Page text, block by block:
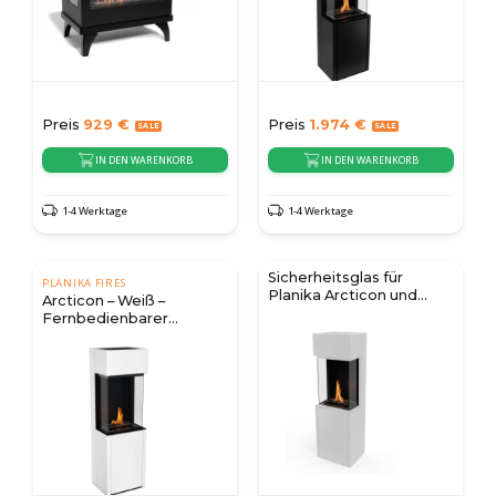
Preis 929 €
IN DEN WARENKORB
1-4 Werktage
Preis 1.974 €
IN DEN WARENKORB
1-4 Werktage
PLANIKA FIRES
Arcticon – Weiß –
Fernbedienbarer
Sicherheitsglas für
Planika Arcticon und